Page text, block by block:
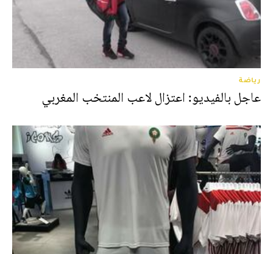
رياضة
عاجل بالفيديو: اعتزال لاعب المنتخب المغربي